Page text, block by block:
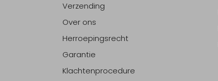
Verzending
Over ons
Herroepingsrecht
Garantie
Klachtenprocedure